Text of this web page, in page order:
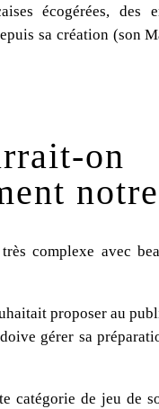
écogérées, des
sa création (son
on
complexe avec
proposer au
gérer sa
catégorie de jeu de